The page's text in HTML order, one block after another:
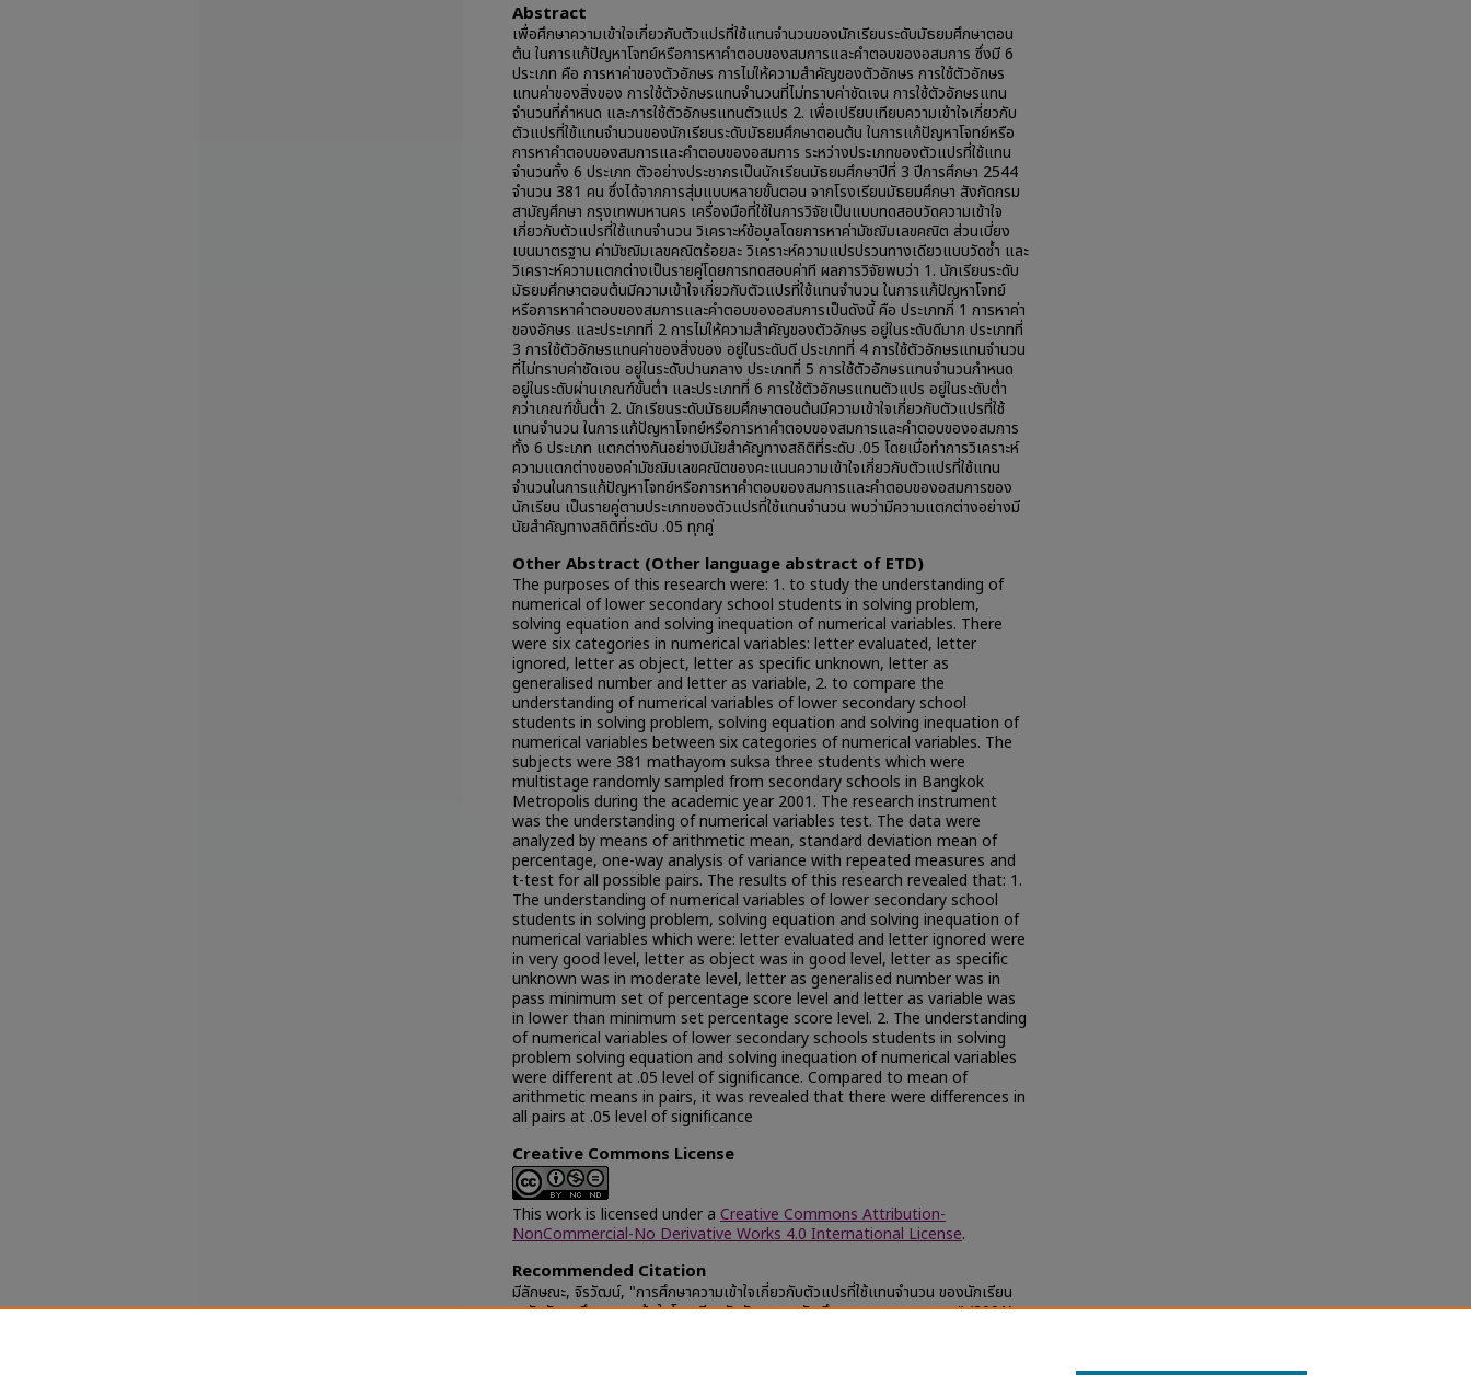
Abstract
เพื่อศึกษาความเข้าใจเกี่ยวกับตัวแปรที่ใช้แทนจำนวนของนักเรียนระดับมัธยมศึกษาตอน
ต้น ในการแก้ปัญหาโจทย์หรือการหาคำตอบของสมการและคำตอบของอสมการ ซึ่งมี 6
ประเภท คือ การหาค่าของตัวอักษร การไม่ให้ความสำคัญของตัวอักษร การใช้ตัวอักษร
แทนค่าของสิ่งของ การใช้ตัวอักษรแทนจำนวนที่ไม่ทราบค่าชัดเจน การใช้ตัวอักษรแทน
จำนวนที่กำหนด และการใช้ตัวอักษรแทนตัวแปร 2. เพื่อเปรียบเทียบความเข้าใจเกี่ยวกับ
ตัวแปรที่ใช้แทนจำนวนของนักเรียนระดับมัธยมศึกษาตอนต้น ในการแก้ปัญหาโจทย์หรือ
การหาคำตอบของสมการและคำตอบของอสมการ ระหว่างประเภทของตัวแปรที่ใช้แทน
จำนวนทั้ง 6 ประเภท ตัวอย่างประชากรเป็นนักเรียนมัธยมศึกษาปีที่ 3 ปีการศึกษา 2544
จำนวน 381 คน ซึ่งได้จากการสุ่มแบบหลายขั้นตอน จากโรงเรียนมัธยมศึกษา สังกัดกรม
สามัญศึกษา กรุงเทพมหานคร เครื่องมือที่ใช้ในการวิจัยเป็นแบบทดสอบวัดความเข้าใจ
เกี่ยวกับตัวแปรที่ใช้แทนจำนวน วิเคราะห์ข้อมูลโดยการหาค่ามัชฌิมเลขคณิต ส่วนเบี่ยง
เบนมาตรฐาน ค่ามัชฌิมเลขคณิตร้อยละ วิเคราะห์ความแปรปรวนทางเดียวแบบวัดซ้ำ และ
วิเคราะห์ความแตกต่างเป็นรายคู่โดยการทดสอบค่าที ผลการวิจัยพบว่า 1. นักเรียนระดับ
มัธยมศึกษาตอนต้นมีความเข้าใจเกี่ยวกับตัวแปรที่ใช้แทนจำนวน ในการแก้ปัญหาโจทย์
หรือการหาคำตอบของสมการและคำตอบของอสมการเป็นดังนี้ คือ ประเภทภี่ 1 การหาค่า
ของอักษร และประเภทที่ 2 การไม่ให้ความสำคัญของตัวอักษร อยู่ในระดับดีมาก ประเภทที่
3 การใช้ตัวอักษรแทนค่าของสิ่งของ อยู่ในระดับดี ประเภทที่ 4 การใช้ตัวอักษรแทนจำนวน
ที่ไม่ทราบค่าชัดเจน อยู่ในระดับปานกลาง ประเภทที่ 5 การใช้ตัวอักษรแทนจำนวนกำหนด
อยู่ในระดับผ่านเกณฑ์ขั้นต่ำ และประเภทที่ 6 การใช้ตัวอักษรแทนตัวแปร อยู่ในระดับต่ำ
กว่าเกณฑ์ขั้นต่ำ 2. นักเรียนระดับมัธยมศึกษาตอนต้นมีความเข้าใจเกี่ยวกับตัวแปรที่ใช้
แทนจำนวน ในการแก้ปัญหาโจทย์หรือการหาคำตอบของสมการและคำตอบของอสมการ
ทั้ง 6 ประเภท แตกต่างกันอย่างมีนัยสำคัญทางสถิติที่ระดับ .05 โดยเมื่อทำการวิเคราะห์
ความแตกต่างของค่ามัชฌิมเลขคณิตของคะแนนความเข้าใจเกี่ยวกับตัวแปรที่ใช้แทน
จำนวนในการแก้ปัญหาโจทย์หรือการหาคำตอบของสมการและคำตอบของอสมการของ
นักเรียน เป็นรายคู่ตามประเภทของตัวแปรที่ใช้แทนจำนวน พบว่ามีความแตกต่างอย่างมี
นัยสำคัญทางสถิติที่ระดับ .05 ทุกคู่
Other Abstract (Other language abstract of ETD)
The purposes of this research were: 1. to study the understanding of
numerical of lower secondary school students in solving problem,
solving equation and solving inequation of numerical variables. There
were six categories in numerical variables: letter evaluated, letter
ignored, letter as object, letter as specific unknown, letter as
generalised number and letter as variable, 2. to compare the
understanding of numerical variables of lower secondary school
students in solving problem, solving equation and solving inequation of
numerical variables between six categories of numerical variables. The
subjects were 381 mathayom suksa three students which were
multistage randomly sampled from secondary schools in Bangkok
Metropolis during the academic year 2001. The research instrument
was the understanding of numerical variables test. The data were
analyzed by means of arithmetic mean, standard deviation mean of
percentage, one-way analysis of variance with repeated measures and
t-test for all possible pairs. The results of this research revealed that: 1.
The understanding of numerical variables of lower secondary school
students in solving problem, solving equation and solving inequation of
numerical variables which were: letter evaluated and letter ignored were
in very good level, letter as object was in good level, letter as specific
unknown was in moderate level, letter as generalised number was in
pass minimum set of percentage score level and letter as variable was
in lower than minimum set percentage score level. 2. The understanding
of numerical variables of lower secondary schools students in solving
problem solving equation and solving inequation of numerical variables
were different at .05 level of significance. Compared to mean of
arithmetic means in pairs, it was revealed that there were differences in
all pairs at .05 level of significance
Creative Commons License
This work is licensed under a Creative Commons Attribution-
NonCommercial-No Derivative Works 4.0 International License.
Recommended Citation
มีลักษณะ, จิรวัฒน์, "การศึกษาความเข้าใจเกี่ยวกับตัวแปรที่ใช้แทนจำนวน ของนักเรียน
ระดับมัธยมศึกษาตอนต้นในโรงเรียนสังกัดกรมสามัญศึกษา กรุงเทพมหานคร" (2001).